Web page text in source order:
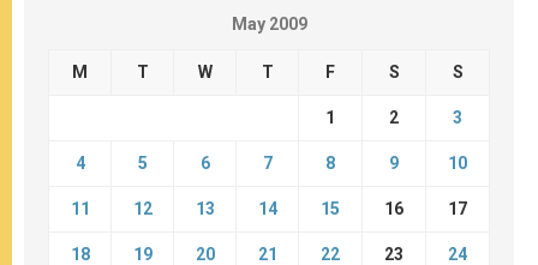
May 2009
M T W T F S S
1 2 3
4 5 6 7 8 9 10
11 12 13 14 15 16 17
18 19 20 21 22 23 24